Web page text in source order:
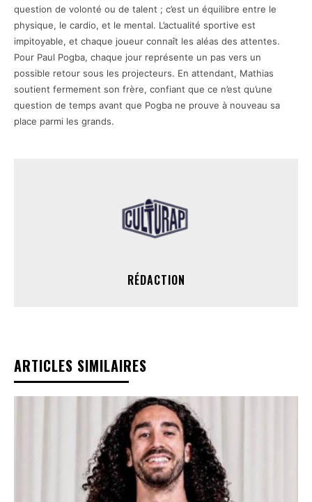
question de volonté ou de talent ; c’est un équilibre entre le
physique, le cardio, et le mental. L’actualité sportive est
impitoyable, et chaque joueur connaît les aléas des attentes.
Pour Paul Pogba, chaque jour représente un pas vers un
possible retour sous les projecteurs. En attendant, Mathias
soutient fermement son frère, confiant que ce n’est qu’une
question de temps avant que Pogba ne prouve à nouveau sa
place parmi les grands.
RÉDACTION
ARTICLES SIMILAIRES